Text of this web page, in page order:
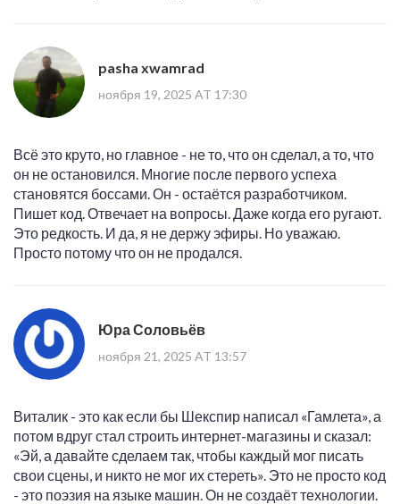
pasha xwamrad
ноября 19, 2025 AT 17:30
Всё это круто, но главное - не то, что он сделал, а то, что
он не остановился. Многие после первого успеха
становятся боссами. Он - остаётся разработчиком.
Пишет код. Отвечает на вопросы. Даже когда его ругают.
Это редкость. И да, я не держу эфиры. Но уважаю.
Просто потому что он не продался.
Юра Соловьёв
ноября 21, 2025 AT 13:57
Виталик - это как если бы Шекспир написал «Гамлета», а
потом вдруг стал строить интернет-магазины и сказал:
«Эй, а давайте сделаем так, чтобы каждый мог писать
свои сцены, и никто не мог их стереть». Это не просто код
- это поэзия на языке машин. Он не создаёт технологии.